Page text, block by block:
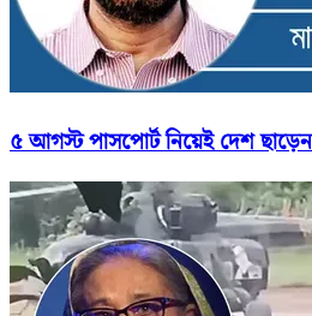
৫ আগস্ট পাসপোর্ট নিয়েই দেশ ছাড়েন